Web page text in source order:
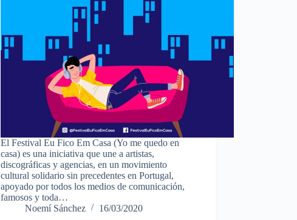
El Festival Eu Fico Em Casa (Yo me quedo en
casa) es una iniciativa que une a artistas,
discográficas y agencias, en un movimiento
cultural solidario sin precedentes en Portugal,
apoyado por todos los medios de comunicación,
famosos y toda…
Noemí Sánchez
16/03/2020